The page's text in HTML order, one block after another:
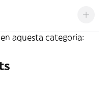
aquesta categoria: